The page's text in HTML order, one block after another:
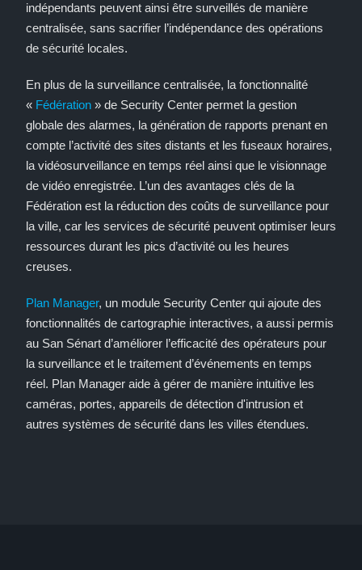
indépendants peuvent ainsi être surveillés de manière
centralisée, sans sacrifier l’indépendance des opérations
de sécurité locales.
En plus de la surveillance centralisée, la fonctionnalité
« Fédération » de Security Center permet la gestion
globale des alarmes, la génération de rapports prenant en
compte l’activité des sites distants et les fuseaux horaires,
la vidéosurveillance en temps réel ainsi que le visionnage
de vidéo enregistrée. L’un des avantages clés de la
Fédération est la réduction des coûts de surveillance pour
la ville, car les services de sécurité peuvent optimiser leurs
ressources durant les pics d’activité ou les heures
creuses.
Plan Manager, un module Security Center qui ajoute des
fonctionnalités de cartographie interactives, a aussi permis
au San Sénart d’améliorer l’efficacité des opérateurs pour
la surveillance et le traitement d’événements en temps
réel. Plan Manager aide à gérer de manière intuitive les
caméras, portes, appareils de détection d'intrusion et
autres systèmes de sécurité dans les villes étendues.